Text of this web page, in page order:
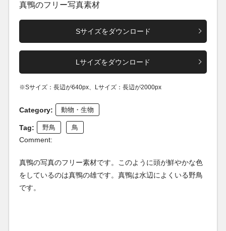
真鴨のフリー写真素材
Sサイズをダウンロード
Lサイズをダウンロード
※Sサイズ：長辺が640px、Lサイズ：長辺が2000px
Category: 動物・生物
Tag: 野鳥 鳥
Comment:
真鴨の写真のフリー素材です。このように頭が鮮やかな色
をしているのは真鴨の雄です。真鴨は水辺によくいる野鳥
です。